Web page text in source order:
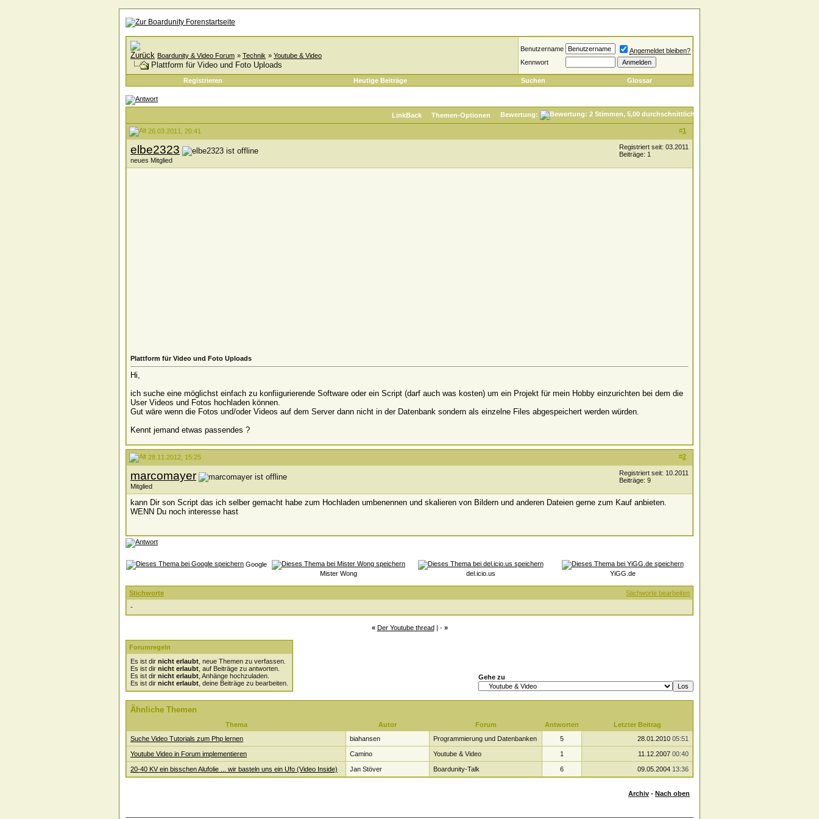
Boardunity & Video Forum » Technik » Youtube & Video
Plattform für Video und Foto Uploads
Benutzername
Angemeldet bleiben?
Kennwort
Registrieren Heutige Beiträge Suchen Glossar
LinkBack Themen-Optionen Bewertung:
#1
26.03.2011, 20:41
elbe2323
neues Mitglied
Registriert seit: 03.2011
Beiträge: 1
Plattform für Video und Foto Uploads
Hi,
ich suche eine möglichst einfach zu konfiigurierende Software oder ein Script (darf auch was kosten) um ein Projekt für mein Hobby einzurichten bei dem die
User Videos und Fotos hochladen können.
Gut wäre wenn die Fotos und/oder Videos auf dem Server dann nicht in der Datenbank sondern als einzelne Files abgespeichert werden würden.
Kennt jemand etwas passendes ?
#2
28.11.2012, 15:25
marcomayer
Mitglied
Registriert seit: 10.2011
Beiträge: 9
kann Dir son Script das ich selber gemacht habe zum Hochladen umbenennen und skalieren von Bildern und anderen Dateien gerne zum Kauf anbieten.
WENN Du noch interesse hast
Google
Mister Wong
del.icio.us YiGG.de
Stichworte bearbeiten
Stichworte
-
« Der Youtube thread| - »
Forumregeln
Es ist dir nicht erlaubt , neue Themen zu verfassen.
Es ist dir nicht erlaubt , auf Beiträge zu antworten.
Es ist dir nicht erlaubt , Anhänge hochzuladen.
Es ist dir nicht erlaubt , deine Beiträge zu bearbeiten.
Gehe zu
Ähnliche Themen
Thema Autor Forum Antworten
Letzter Beitrag
Suche Video Tutorials zum Php lernen
biahansen Programmierung und Datenbanken 5 28.01.2010 05:51
Youtube Video in Forum implementieren Camino Youtube & Video 1 11.12.2007 00:40
20-40 KV ein bisschen Alufolie ... wir basteln uns ein Ufo (Video Inside) Jan Stöver Boardunity-Talk 6 09.05.2004 13:36
Archiv - Nach oben